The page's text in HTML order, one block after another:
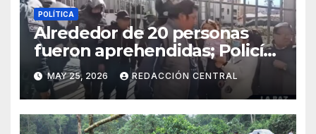
POLÍTICA
Alrededor de 20 personas
fueron aprehendidas; Policía
gasifica e impide ingreso de
manifestantes a plaza Murillo
MAY 25, 2026 REDACCIÓN CENTRAL